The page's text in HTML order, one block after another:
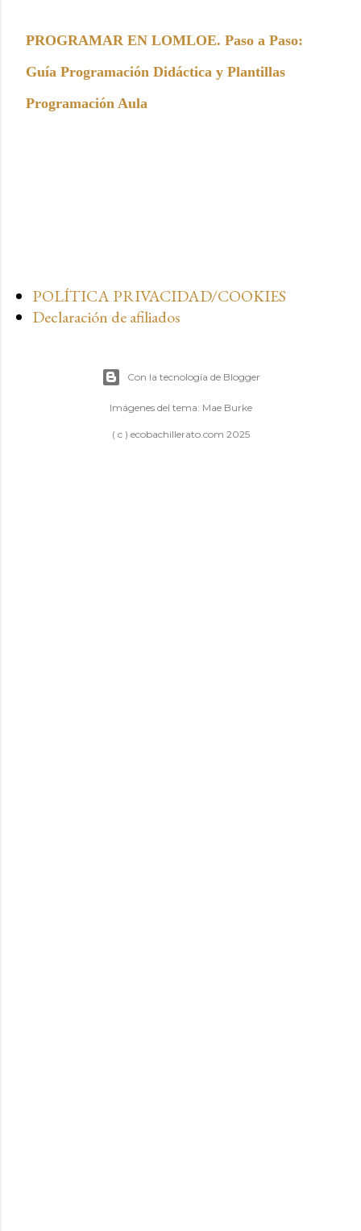
PROGRAMAR EN LOMLOE. Paso a Paso:
Guía Programación Didáctica y Plantillas
Programación Aula
POLÍTICA PRIVACIDAD/COOKIES
Declaración de afiliados
Con la tecnología de Blogger
Imágenes del tema: Mae Burke
( c ) ecobachillerato.com 2025